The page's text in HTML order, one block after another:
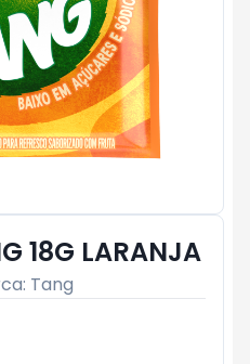
18G LARANJA
Tang